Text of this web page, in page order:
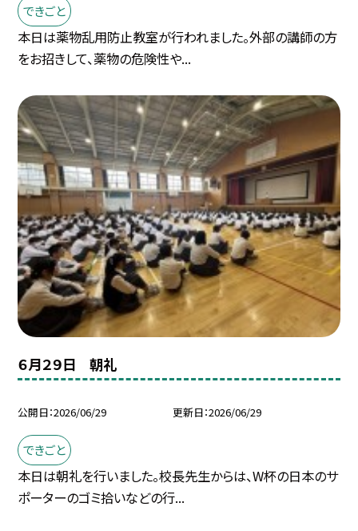
できごと
本日は薬物乱用防止教室が行われました。外部の講師の方
をお招きして、薬物の危険性や...
６月２９日 朝礼
公開日 2026/06/29 更新日 2026/06/29
できごと
本日は朝礼を行いました。校長先生からは、W杯の日本のサ
ポーターのゴミ拾いなどの行...